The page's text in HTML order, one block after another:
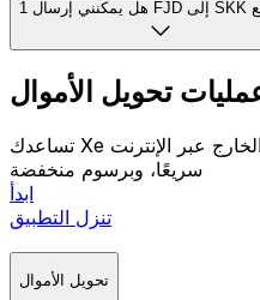
تحويل الأموال
تساعدك Xe على إرسال تحويلات مالية إلى الخارج عبر الإنترنت
سريعًا، وبرسوم منخفضة
ابدأ
تنزل التطبيق
تحويل الأموال